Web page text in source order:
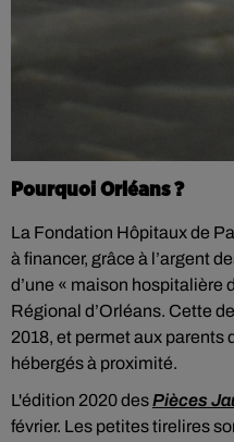
Pourquoi Orléans ?
La Fondation Hôpitaux de
à financer, grâce à l’argent
d’une « maison hospitalière
Régional d’Orléans. Cette
2018, et permet aux parents
hébergés à proximité.
L'édition 2020 desPièces
février. Les petites tirelires